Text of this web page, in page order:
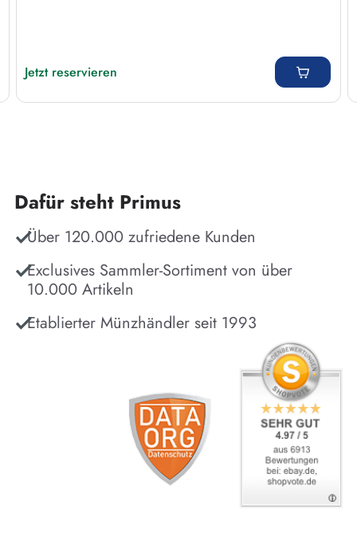
Jetzt reservieren
Dafür steht Primus
Über 120.000 zufriedene Kunden
Exclusives Sammler-Sortiment von über
10.000 Artikeln
Etablierter Münzhändler seit 1993